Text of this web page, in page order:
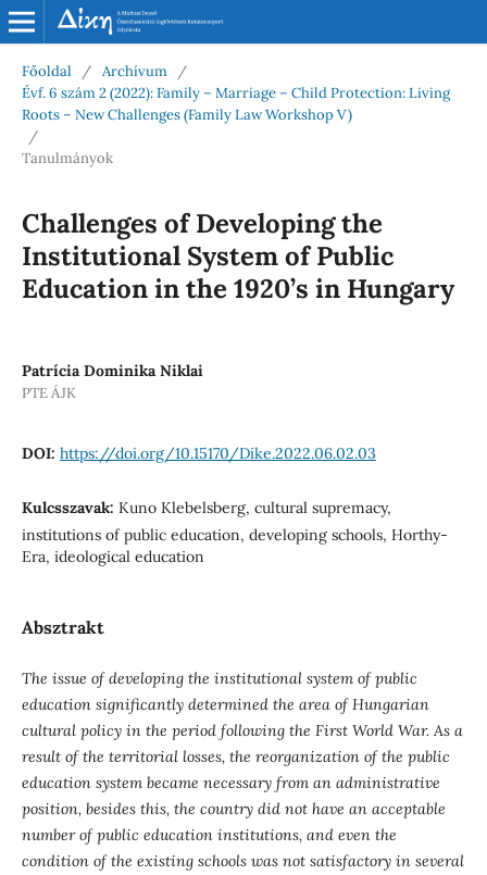
Főoldal / Archívum
/
Évf. 6 szám 2 (2022): Family – Marriage – Child Protection: Living
Roots – New Challenges (Family Law Workshop V)
/
Tanulmányok
Challenges of Developing the
Institutional System of Public
Education in the 1920’s in Hungary
Patrícia Dominika Niklai
PTE ÁJK
DOI: https://doi.org/10.15170/Dike.2022.06.02.03
Kulcsszavak: Kuno Klebelsberg, cultural supremacy,
institutions of public education, developing schools, Horthy-
Era, ideological education
Absztrakt
The issue of developing the institutional system of public
education significantly determined the area of ​​Hungarian
cultural policy in the period following the First World War. As a
result of the territorial losses, the reorganization of the public
education system became necessary from an administrative
position, besides this, the country did not have an acceptable
number of public education institutions, and even the
condition of the existing schools was not satisfactory in several